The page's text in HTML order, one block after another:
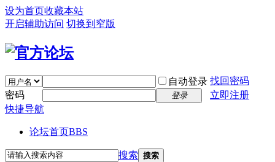
设为首页收藏本站
开启辅助访问 切换到窄版
自动登录 找回密码
密码
登录
立即注册
快捷导航
论坛首页BBS
搜索 搜索